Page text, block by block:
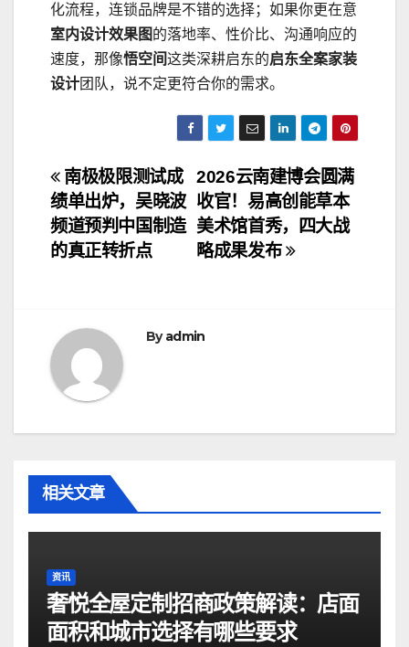
化流程，连锁品牌是不错的选择；如果你更在意
室内设计效果图的落地率、性价比、沟通响应的
速度，那像悟空间这类深耕启东的启东全案家装
设计团队，说不定更符合你的需求。
文
章
导
2026云南建博会圆满
收官！易高创能草本
美术馆首秀，四大战
略成果发布
南极极限测试成
绩单出炉，吴晓波
频道预判中国制造
的真正转折点
Byadmin
相关文章
资讯
奢悦全屋定制招商政策解读：店面
面积和城市选择有哪些要求